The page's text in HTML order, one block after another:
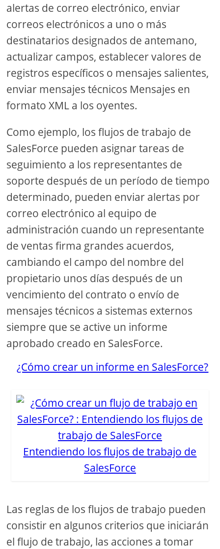
alertas de correo electrónico, enviar
correos electrónicos a uno o más
destinatarios designados de antemano,
actualizar campos, establecer valores de
registros específicos o mensajes salientes,
enviar mensajes técnicos Mensajes en
formato XML a los oyentes.
Como ejemplo, los flujos de trabajo de
SalesForce pueden asignar tareas de
seguimiento a los representantes de
soporte después de un período de tiempo
determinado, pueden enviar alertas por
correo electrónico al equipo de
administración cuando un representante
de ventas firma grandes acuerdos,
cambiando el campo del nombre del
propietario unos días después de un
vencimiento del contrato o envío de
mensajes técnicos a sistemas externos
siempre que se active un informe
aprobado creado en SalesForce.
¿Cómo crear un informe en SalesForce?
Entendiendo los flujos de trabajo de
SalesForce
Las reglas de los flujos de trabajo pueden
consistir en algunos criterios que iniciarán
el flujo de trabajo, las acciones a tomar